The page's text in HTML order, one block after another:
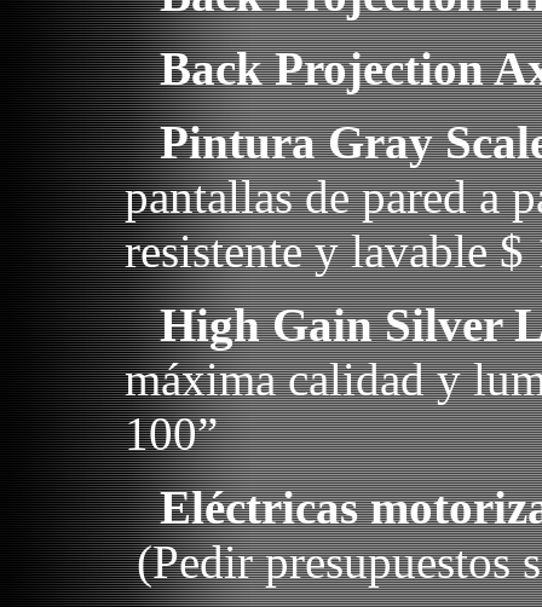
Back Projection
Pintura Gray
pantallas de pared a
resistente y lavable
High Gain Silver
máxima calidad y
100”
Eléctricas
(Pedir presupuestos